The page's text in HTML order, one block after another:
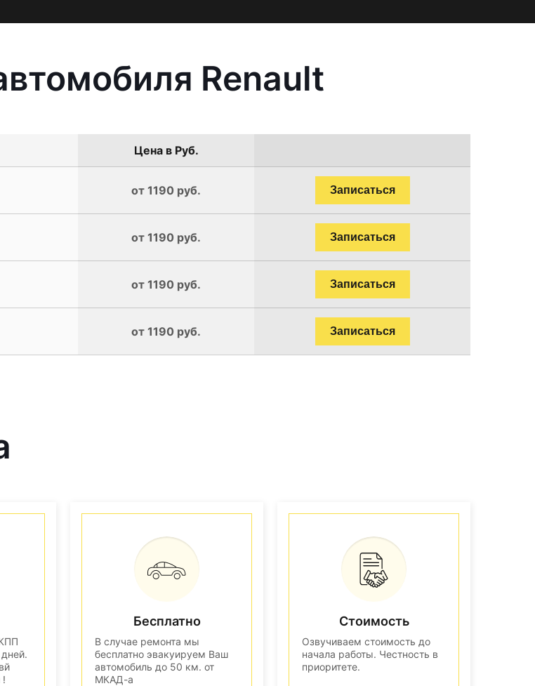
Renault
Цена в Руб.
от 1190 руб. Записаться
от 1190 руб. Записаться
от 1190 руб. Записаться
от 1190 руб. Записаться
!
Бесплатно
В случае ремонта мы
бесплатно эвакуируем Ваш
автомобиль до 50 км. от
МКАД-а
Стоимость
Озвучиваем стоимость до
начала работы. Честность в
приоритете.